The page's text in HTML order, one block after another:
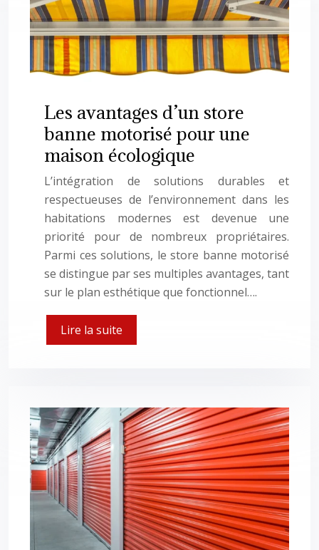
Les avantages d’un store
banne motorisé pour une
maison écologique
L’intégration de solutions durables et
respectueuses de l’environnement dans les
habitations modernes est devenue une
priorité pour de nombreux propriétaires.
Parmi ces solutions, le store banne motorisé
se distingue par ses multiples avantages, tant
sur le plan esthétique que fonctionnel….
Lire la suite